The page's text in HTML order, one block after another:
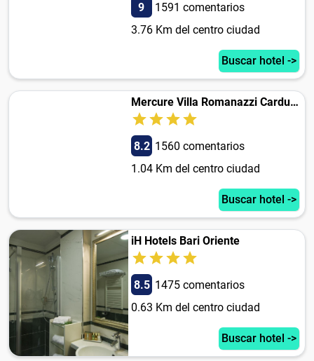
9
1591 comentarios
3.76 Km del centro ciudad
Buscar hotel ->
Mercure Villa Romanazzi Carducci Bari
8.2 1560 comentarios
1.04 Km del centro ciudad
Buscar hotel ->
iH Hotels Bari Oriente
8.5 1475 comentarios
0.63 Km del centro ciudad
Buscar hotel ->